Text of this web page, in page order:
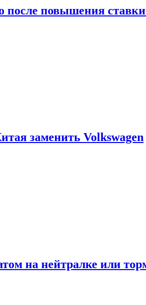
после повышения
заменить Volkswagen
на нейтралке или